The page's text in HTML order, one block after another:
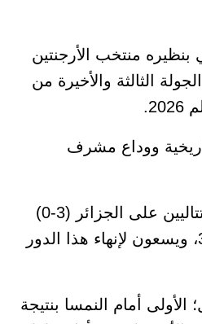
منتخب الأرجنتين
الثالثة والأخيرة من
ووداع مشرف
يتربع منتخب الأرجنتين على صدارة المجموعة بـ 6 نقاط، وشباك نظيفة، بعد فوزين متتاليين على الجزائر (3-0)
والنمسا (2-0). وقد ضمنت كتيبة المدرب ليونيل سكالوني التأهل رسمياً إلى دور الـ32، ويسعون لإنهاء هذا الدور
أمام النمسا بنتيجة